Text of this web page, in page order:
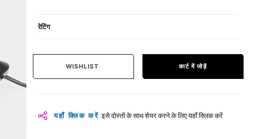
रेटिंग
WISHLIST कार्ट में जोड़ें
यहाँ क्लिक करें इसे दोस्तों के साथ शेयर करने के लिए यहाँ क्लिक करें